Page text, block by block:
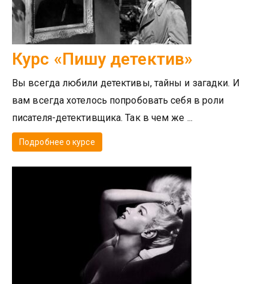
Курс «Пишу детектив»
Вы всегда любили детективы, тайны и загадки. И
вам всегда хотелось попробовать себя в роли
писателя-детективщика. Так в чем же ...
Подробнее о курсе